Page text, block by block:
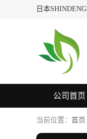
公司首页
当前位置： 首页